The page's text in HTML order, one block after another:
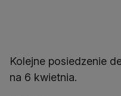
Kolejne posiedzenie
na 6 kwietnia.